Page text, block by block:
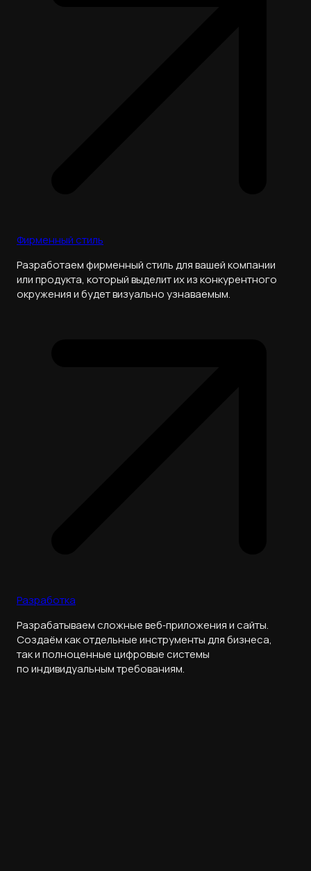
Фирменный стиль
Разработаем фирменный стиль для вашей компании
или продукта, который выделит их из конкурентного
окружения и будет визуально узнаваемым.
Разработка
Разрабатываем сложные веб‑приложения и сайты.
Создаём как отдельные инструменты для бизнеса,
так и полноценные цифровые системы
по индивидуальным требованиям.